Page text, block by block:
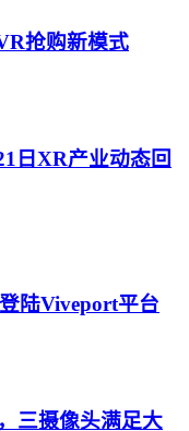
抢购新模式
日XR产业动态回
陆Viveport平台
三摄像头满足大